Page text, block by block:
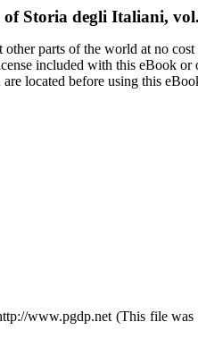
of Storia degli Italiani,
parts of the world at no
included with this eBook
located before using this
www.pgdp.net (This file